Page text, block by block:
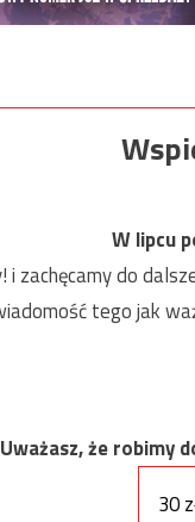
W lipcu
i zachęcamy do
tego jak
Uważasz, że robimy
30